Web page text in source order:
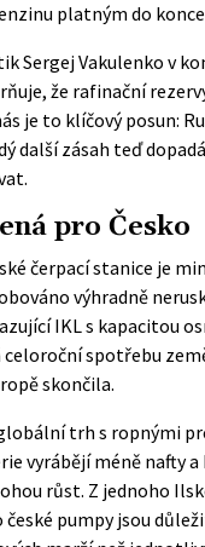
platným do konce
Sergej Vakulenko v
že rafinační
je to klíčový posun:
další zásah teď
pro Česko
čerpací stanice je
výhradně
IKL s kapacitou
celoroční spotřebu
skončila.
trh s ropnými
vyrábějí méně nafty a
růst. Z jednoho
české pumpy jsou